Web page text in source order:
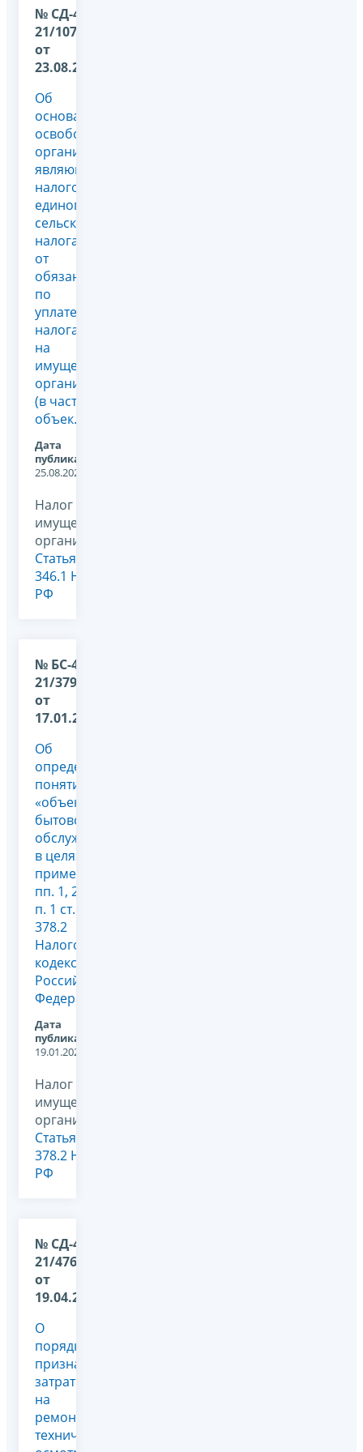
№ СД-4-
21/10771@
от
23.08.2023
Об
основаниях
освобождения
организаций,
являющихся
налогоплательщиками
единого
сельскохозяйственного
налога,
от
обязанности
по
уплате
налога
на
имущество
организаций
(в части
объек...
Дата
публикации:
25.08.2023
Налог на
имущество
организаций,
Статья
346.1 НК
РФ
№ БС-4-
21/379@
от
17.01.2023
Об
определении
понятия
«объект
бытового
обслуживания»
в целях
применения
пп. 1, 2
п. 1 ст.
378.2
Налогового
кодекса
Российской
Федерации
Дата
публикации:
19.01.2023
Налог на
имущество
организаций,
Статья
378.2 НК
РФ
№ СД-4-
21/4767@
от
19.04.2022
О
порядке
признания
затрат
на
ремонт,
технический